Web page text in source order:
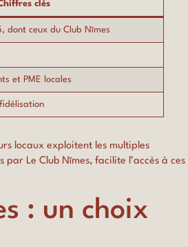
clés
dont ceux du Club Nîmes
et PME locales
locaux exploitent les multiples
par Le Club Nîmes, facilite l’accès à ces
: un choix